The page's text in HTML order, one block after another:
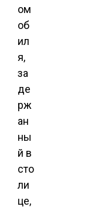
ом
об
ил
я,
за
де
рж
ан
ны
й в
сто
ли
це,